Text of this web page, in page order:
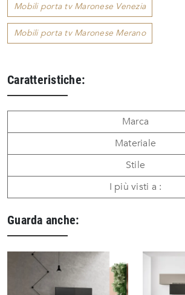
Mobili porta tv Maronese Venezia
Mobili porta tv Maronese Merano
Caratteristiche:
Marca
Materiale
Stile
I più visti a :
Guarda anche: